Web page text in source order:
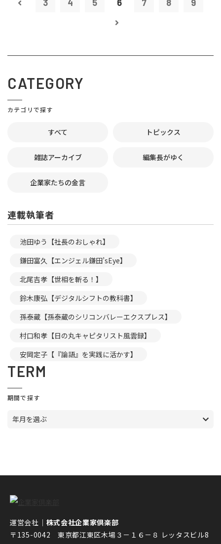
3 4 5 6 7 8 9
CATEGORY
カテゴリで探す
すべて トピックス
雑誌アーカイブ 編集長がゆく
企業家たちの金言
連載執筆者
池田ゆう【社長のおしゃれ】
鎌田富久【エンジェル鎌田’sEye】
北尾吉孝【世相を斬る！】
鈴木康弘【デジタルシフトの教科書】
孫泰蔵【孫泰蔵のシリコンバレーエクスプレス】
村口和孝【日の丸キャピタリスト風雲録】
安岡定子【『論語』を実践に活かす】
TERM
期間で探す
年月を選ぶ
運営会社｜ 株式会社企業家倶楽部
〒135-0042 東京都江東区木場３－１６－８ レッタスビル8